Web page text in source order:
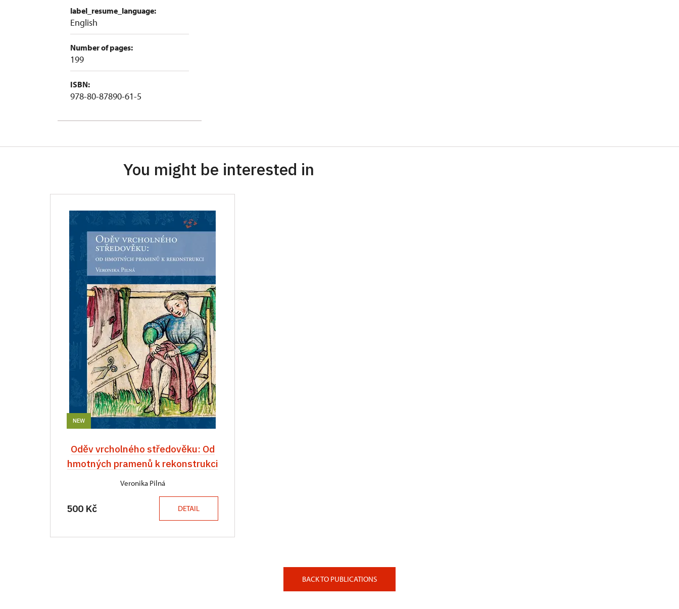
label_resume_language:
English
Number of pages:
199
ISBN:
978-80-87890-61-5
You might be interested in
NEW
Oděv vrcholného středověku: Od
hmotných pramenů k rekonstrukci
Veronika Pilná
500 Kč DETAIL
BACK TO PUBLICATIONS